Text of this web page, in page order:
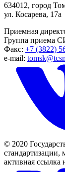
634012, город
ул. Косарева, 17а
Приемная
Группа приема
Факс: +7 (3822)
e-mail:
© 2020
стандартизации,
активная ссылка